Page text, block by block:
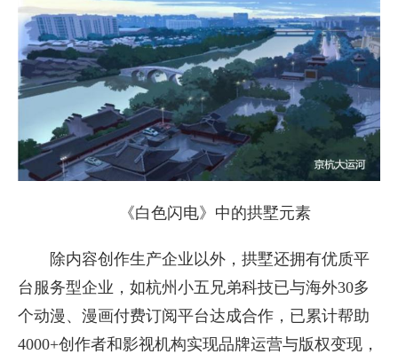
《白色闪电》中的拱墅元素
除内容创作生产企业以外，拱墅还拥有优质平
台服务型企业，如杭州小五兄弟科技已与海外30多
个动漫、漫画付费订阅平台达成合作，已累计帮助
4000+创作者和影视机构实现品牌运营与版权变现，